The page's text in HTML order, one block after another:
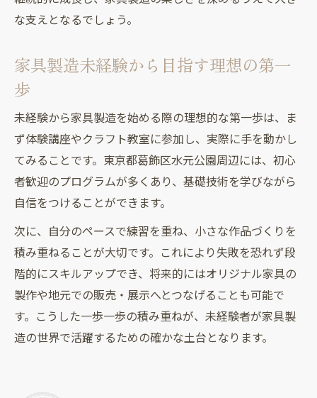
な支えとなるでしょう。
家具製造未経験から目指す理想の第一
歩
未経験から家具製造を始める際の理想的な第一歩は、ま
ず体験講座やクラフト教室に参加し、実際に手を動かし
てみることです。東京都葛飾区水元公園周辺には、初心
者歓迎のプログラムが多くあり、基礎技術を学びながら
自信をつけることができます。
次に、自分のペースで練習を重ね、小さな作品づくりを
積み重ねることが大切です。これにより失敗を恐れず段
階的にスキルアップでき、将来的にはオリジナル家具の
製作や地元での販売・展示へとつなげることも可能で
す。こうした一歩一歩の積み重ねが、未経験者が家具製
造の世界で活躍するための確かな土台となります。